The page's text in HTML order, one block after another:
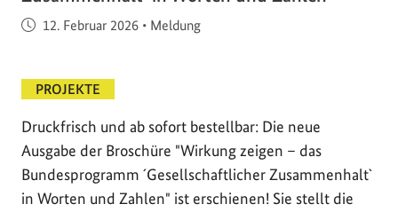
Veröffentlicht am
12. Februar 2026 • Meldung
PROJEKTE
Druckfrisch und ab sofort bestellbar: Die neue
Ausgabe der Broschüre "Wirkung zeigen – das
Bundesprogramm ´Gesellschaftlicher Zusammenhalt`
in Worten und Zahlen" ist erschienen! Sie stellt die